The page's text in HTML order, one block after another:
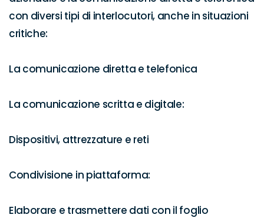
con diversi tipi di interlocutori, anche in situazioni
critiche:
La comunicazione diretta e telefonica
La comunicazione scritta e digitale:
Dispositivi, attrezzature e reti
Condivisione in piattaforma:
Elaborare e trasmettere dati con il foglio